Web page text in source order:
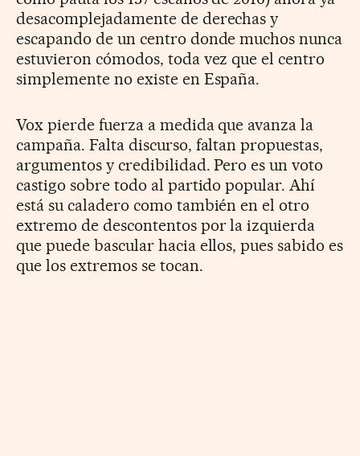
desacomplejadamente de derechas y
escapando de un centro donde muchos nunca
estuvieron cómodos, toda vez que el centro
simplemente no existe en España.
Vox pierde fuerza a medida que avanza la
campaña. Falta discurso, faltan propuestas,
argumentos y credibilidad. Pero es un voto
castigo sobre todo al partido popular. Ahí
está su caladero como también en el otro
extremo de descontentos por la izquierda
que puede bascular hacia ellos, pues sabido es
que los extremos se tocan.